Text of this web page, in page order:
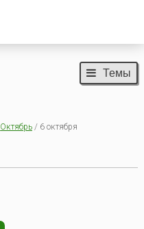
Темы
Октябрь/ 6 октября